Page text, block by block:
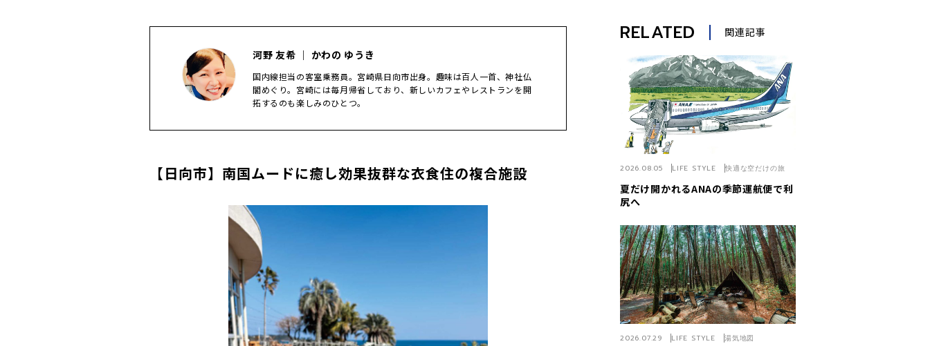
河野 友希 ｜ かわの ゆうき
国内線担当の客室乗務員。宮崎県日向市出身。趣味は百人一首、神社仏
閣めぐり。宮崎には毎月帰省しており、新しいカフェやレストランを開
拓するのも楽しみのひとつ。
【日向市】南国ムードに癒し効果抜群な衣食住の複合施設
RELATED 関連記事
夏だけ開かれるANAの季節運航便で利
尻へ
2026.08.05 LIFE STYLE 快適な空だけの旅
2026.07.29 LIFE STYLE 湯気地図